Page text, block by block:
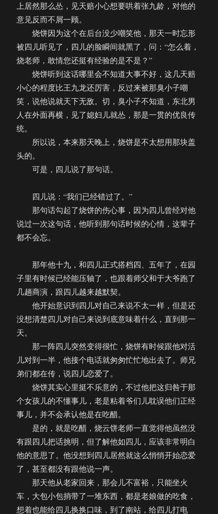
上居然那么怂，见天赔小心想要哄着张九龄，对他的
意见反而不屑一顾。
烧饼因为这个在后台没少嘲笑他，那天一时忘形
被四儿听见了，四儿的脸瞬间就黑了，问：“怎么着，
烧老师，敢情您还挺有经验的是不是？”
烧饼听到这话哪里会不知道大事不好，这几天赔
小心的程度比王九龙还厉害，反过来被那臭小子嘲
笑，说他说就天下无敌。切，臭小子不知道，东北男
人在外面再横，见了媳妇儿就怂，那是一贯的优良传
统。
所以说，本来那天晚上，烧饼是不太想用那块盖
头的。
可是，四儿说了那句话。
四儿说：“我们已经错过了。”
那句话勾起了烧饼的伤心事，因为四儿曾经对他
说过一次这句话，他听到那句话时候的心情，这辈子
都不会忘。
那年他十九，和四儿正式搭档四、五年了，在园
子里有时候已经能压轴了，也跟着师父和于大爷跑了
几趟商演，跟四儿越来越默契。
他开始意识到四儿对自己来说不太一样，但是还
没想清楚四儿对自己来说到底意味着什么，直到那一
天。
那一阵四儿突然变得很忙，烧饼有时候跟他对活
儿对到一半，他接个电话就匆匆忙忙地出去了。师兄
弟们都在传，说四儿恋爱了。
烧饼其实心里挺不乐意的，不过他把这归咎于那
个女孩儿的不懂事儿，老是粘着爷们儿耽误他们正经
事儿，并不会承认他是在吃醋。
是的，就是吃醋，烧云饼老师一直觉得他虽然没
有跟四儿把话挑明，但了解他如四儿，应该非常明白
他的意思了。他没想到四儿居然就这么悄悄开始恋爱
了，甚至都没有跟他说一声。
那天他从老家回来，那会儿不富裕，只能坐火
车，大包小包捎带了一堆东西，都是老娘做的吃食，
想着也能给四儿换换口味，到了南站，给四儿打电